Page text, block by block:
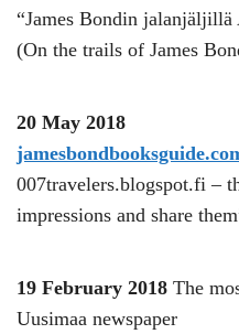
“James Bondin
(On the trails of James
20 May 2018
007travelers.blogspot.fi –
impressions and share
19 February 2018 The
Uusimaa newspaper